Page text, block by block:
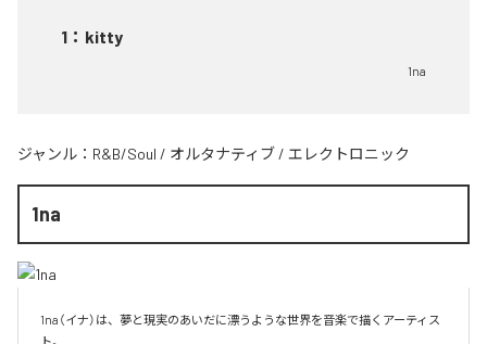
1 ： kitty
1na
ジャンル： R&B/Soul / オルタナティブ / エレクトロニック
1na
1na（イナ）は、夢と現実のあいだに漂うような世界を音楽で描くアーティス
ト。